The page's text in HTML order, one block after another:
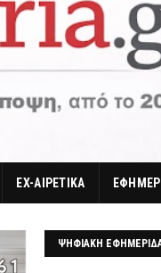
EX-ΑΙΡΕΤΙΚΑ
ΨΗΦΙΑΚΗ